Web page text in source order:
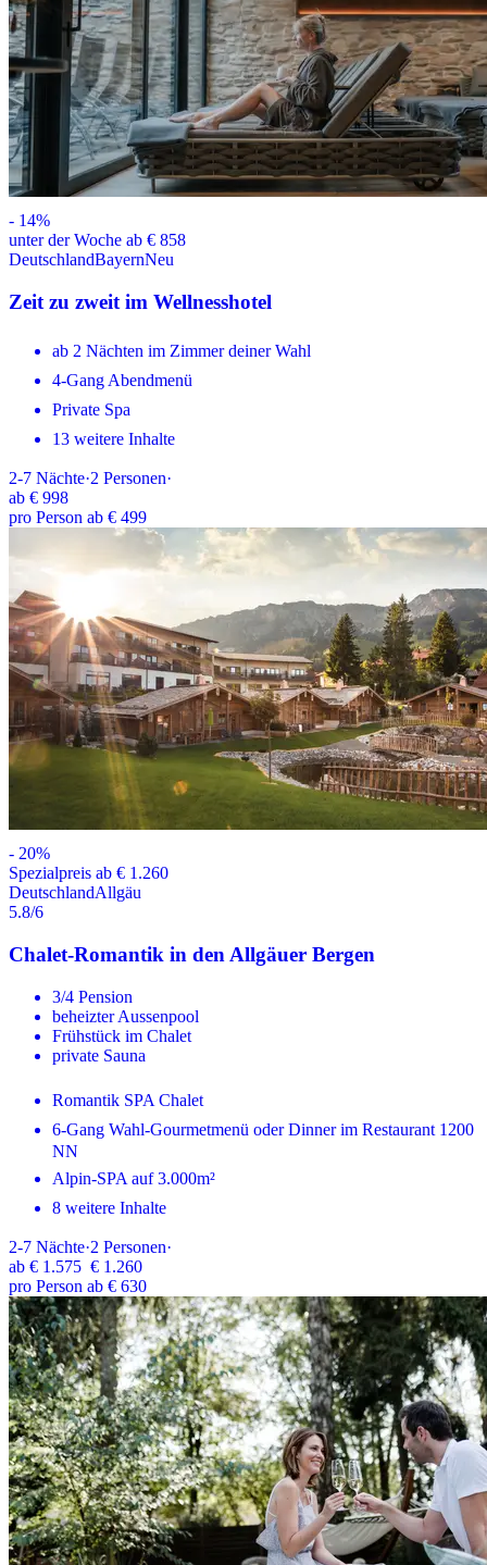
- 14%
unter der Woche ab € 858
DeutschlandBayernNeu
Zeit zu zweit im Wellnesshotel
ab 2 Nächten im Zimmer deiner Wahl
4-Gang Abendmenü
Private Spa
13 weitere Inhalte
2-7 Nächte·2 Personen·
ab € 998
pro Person ab € 499
- 20%
Spezialpreis ab € 1.260
DeutschlandAllgäu
5.8/6
Chalet-Romantik in den Allgäuer Bergen
3/4 Pension
beheizter Aussenpool
Frühstück im Chalet
private Sauna
Romantik SPA Chalet
6-Gang Wahl-Gourmetmenü oder Dinner im Restaurant 1200
NN
Alpin-SPA auf 3.000m²
8 weitere Inhalte
2-7 Nächte·2 Personen·
ab € 1.575 € 1.260
pro Person ab € 630